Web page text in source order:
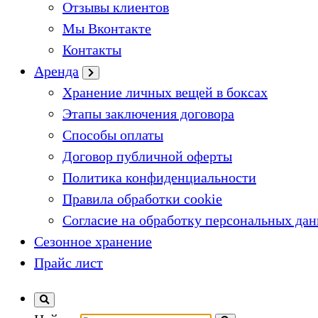
Отзывы клиентов
Мы Вконтакте
Контакты
Аренда
Хранение личных вещей в боксах
Этапы заключения договора
Способы оплаты
Договор публичной оферты
Политика конфиденциальности
Правила обработки cookie
Согласие на обработку персональных
Сезонное хранение
Прайс лист